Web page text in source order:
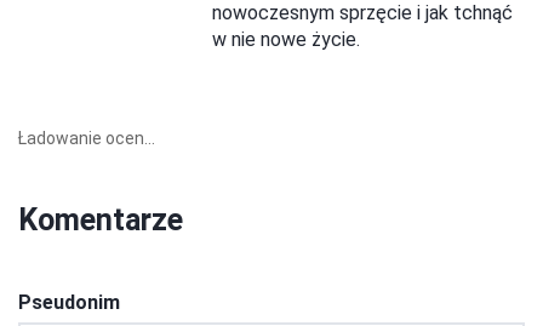
nowoczesnym sprzęcie i jak tchnąć
w nie nowe życie.
Ładowanie ocen...
Komentarze
Pseudonim